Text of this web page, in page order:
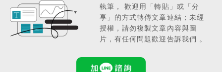
執筆，
歡迎用「轉貼」或「分
享」的方式轉傳文章連結； 未經
授權，請勿複製文章內容與圖
片，有任何問題歡迎告訴我們 。